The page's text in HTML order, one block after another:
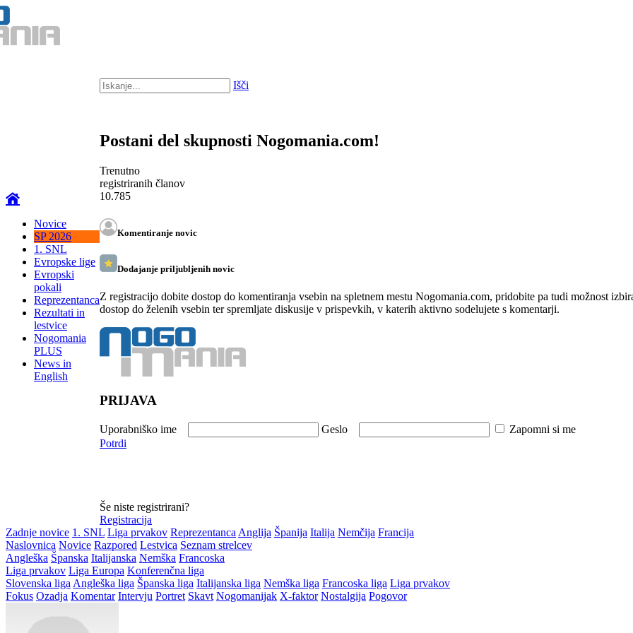
Novice
SP 2026
1. SNL
Evropske lige
Evropski
pokali
Reprezentanca
Rezultati in
lestvice
Nogomania
PLUS
News in
English
Išči
Postani del skupnosti Nogomania.com!
Trenutno
registriranih članov
10.785
Komentiranje novic
Dodajanje priljubljenih novic
Z registracijo dobite dostop do komentiranja vsebin na spletnem mestu Nogomania.com, pridobite pa tudi možnost
dostop do želenih vsebin ter spremljate diskusije v prispevkih, v katerih aktivno sodelujete s komentarji.
PRIJAVA
Uporabniško ime Geslo Zapomni si me
Potrdi
Še niste registrirani?
Registracija
Zadnje novice 1. SNL Liga prvakov Reprezentanca Anglija Španija Italija Nemčija Francija
Naslovnica Novice Razpored Lestvica Seznam strelcev
Angleška Španska Italijanska Nemška Francoska
Liga prvakov Liga Europa Konferenčna liga
Slovenska liga Angleška liga Španska liga Italijanska liga Nemška liga Francoska liga Liga prvakov
Fokus Ozadja Komentar Intervju Portret Skavt Nogomanijak X-faktor Nostalgija Pogovor